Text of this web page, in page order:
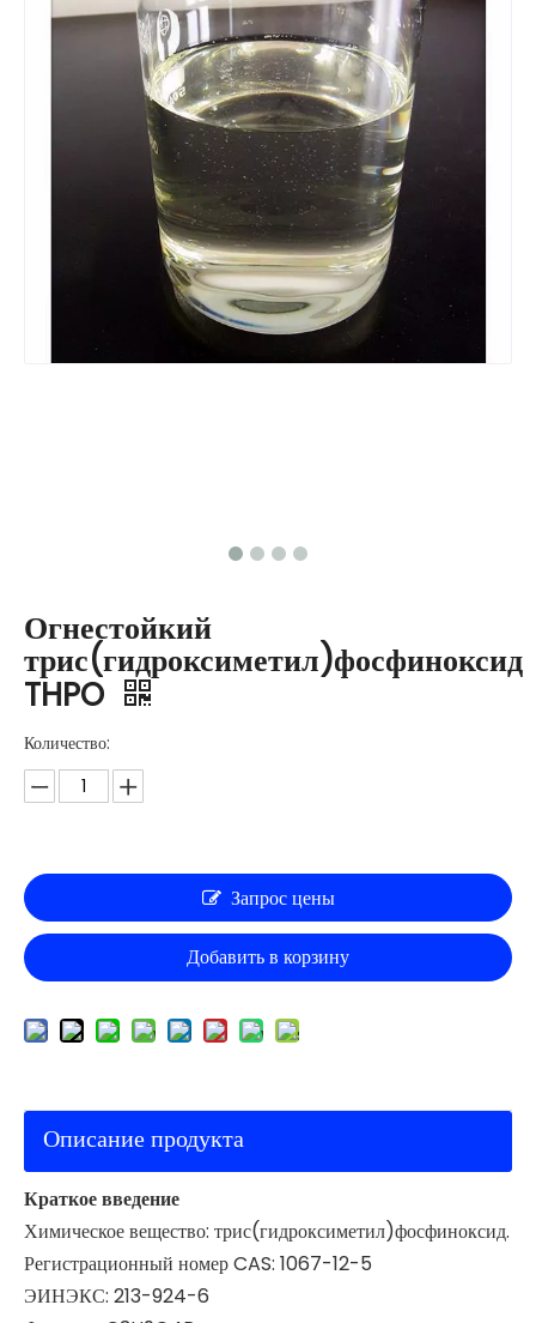
Огнестойкий
трис(гидроксиметил)фосфиноксид
THPO
Количество:
Запрос цены
Добавить в корзину
Описание продукта
Краткое введение
Химическое вещество: трис(гидроксиметил)фосфиноксид.
Регистрационный номер CAS: 1067-12-5
ЭИНЭКС: 213-924-6